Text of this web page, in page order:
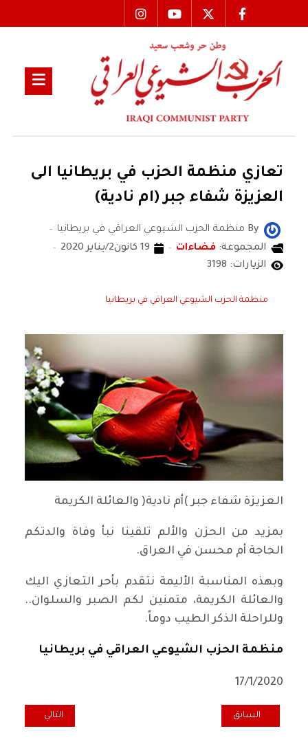
تعازي منظمة الحزب في بريطانيا الى
العزيزة شفاء جبر (ام نادية)
By منظمة الحزب الشيوعي العراقي في بريطانيا
المجموعة: فضاءات
19 كانون2/يناير 2020
الزيارات: 3198
منظمة الحزب الشيوعي العراقي في بريطانيا
العزيزة شفاء جبر )أم نادية( والعائلة الكريمة
بمزيد من الحزن والألم تلقينا نبأ وفاة والدتكم
الحاجة أم محسن في العراق.
وبهذه المناسبة الأليمة نتقدم بأحر التعازي اليك
والعائلة الكريمة، متمنين لكم الصبر والسلوان..
وللراحلة الذكر الطيب دوماً.
منظمة الحزب الشيوعي العراقي في بريطانيا
17/1/2020
المقال السابق: ساحات الاحتجاج تشهد فعاليات "مسرح الشارع"
السابق المقال التالي:
التالي